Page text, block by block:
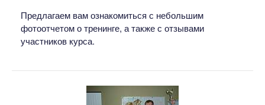
Предлагаем вам ознакомиться с небольшим
фотоотчетом о тренинге, а также с отзывами
участников курса.